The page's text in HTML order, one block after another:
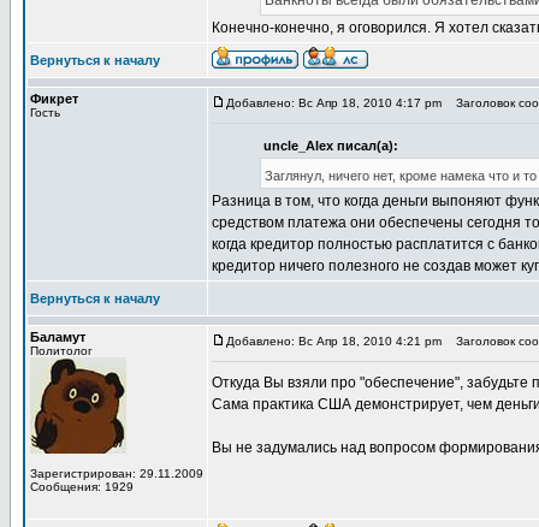
Конечно-конечно, я оговорился. Я хотел
Вернуться к началу
Фикрет
Гость
Добавлено: Вс Апр 18, 2010 4:17 pm Заголовок
uncle_Alex писал(а):
Заглянул, ничего нет, кроме намека что и
Разница в том, что когда деньги выпоняют
средством платежа они обеспечены сегодня
когда кредитор полностью расплатится с
кредитор ничего полезного не создав может
Вернуться к началу
Баламут
Политолог
Зарегистрирован: 29.11.2009
Сообщения: 1929
Добавлено: Вс Апр 18, 2010 4:21 pm Заголовок
Откуда Вы взяли про "обеспечение", забудьте
Сама практика США демонстрирует, чем
Вы не задумались над вопросом